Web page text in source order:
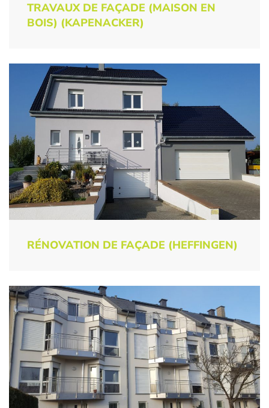
TRAVAUX DE FAÇADE (MAISON EN
BOIS) (KAPENACKER)
RÉNOVATION DE FAÇADE (HEFFINGEN)